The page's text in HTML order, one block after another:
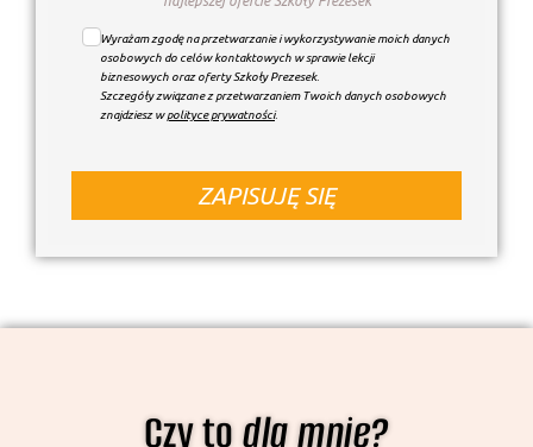
Wyrażam zgodę na przetwarzanie i wykorzystywanie moich danych
osobowych do celów kontaktowych w sprawie lekcji
biznesowych oraz oferty Szkoły Prezesek.
Szczegóły związane z przetwarzaniem Twoich danych osobowych
znajdziesz wpolityce prywatności.
ZAPISUJĘ SIĘ
Czy todla mnie?